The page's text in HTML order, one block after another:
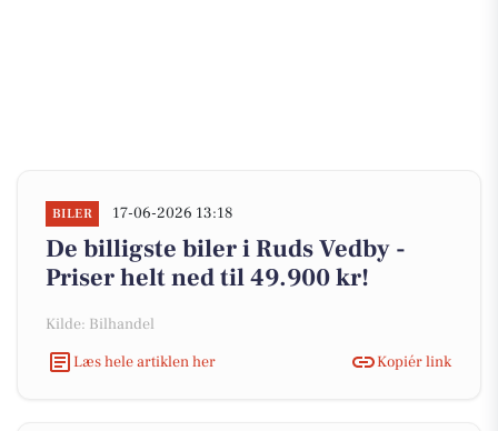
BILER 17-06-2026 13:18
De billigste biler i Ruds Vedby -
Priser helt ned til 49.900 kr!
Kilde: Bilhandel
Læs hele artiklen her
Kopiér link